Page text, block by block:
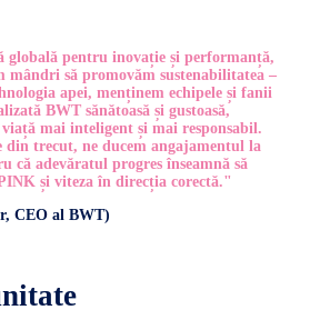
globală pentru inovație și performanță,
mândri să promovăm sustenabilitatea –
apei, menținem echipele și fanii
BWT sănătoasă și gustoasă,
mai inteligent și mai responsabil.
din trecut, ne ducem angajamentul la
că adevăratul progres înseamnă să
și viteza în direcția corectă."
CEO al BWT)